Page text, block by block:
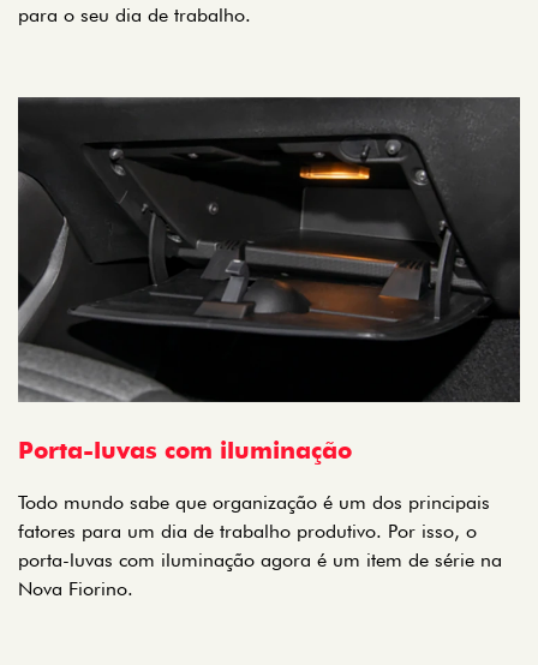
para o seu dia de trabalho.
Porta-luvas com iluminação
Todo mundo sabe que organização é um dos principais
fatores para um dia de trabalho produtivo. Por isso, o
porta-luvas com iluminação agora é um item de série na
Nova Fiorino.